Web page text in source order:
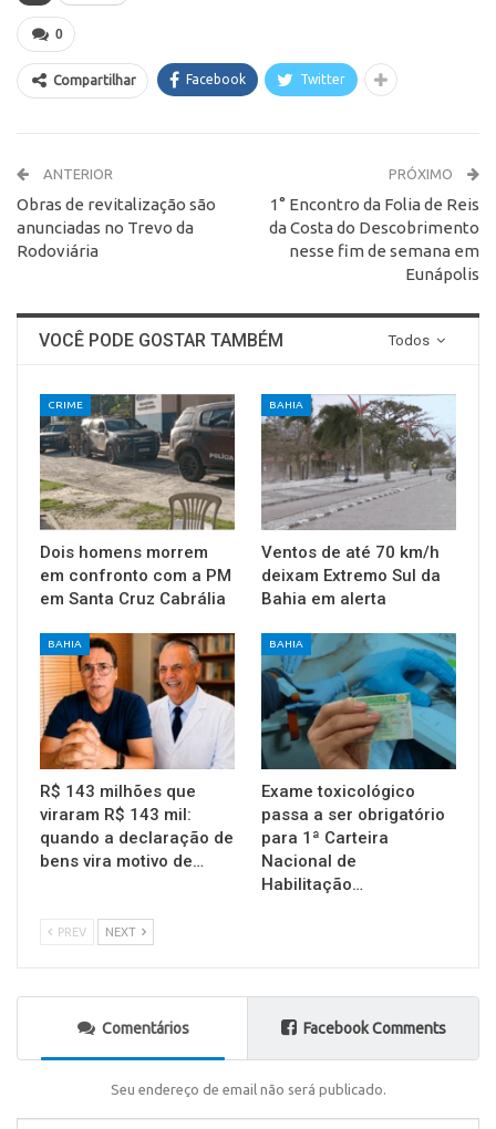
0
Compartilhar Facebook Twitter
ANTERIOR
Obras de revitalização são
anunciadas no Trevo da
Rodoviária
PRÓXIMO
1° Encontro da Folia de Reis
da Costa do Descobrimento
nesse fim de semana em
Eunápolis
Todos
VOCÊ PODE GOSTAR TAMBÉM
CRIME
Dois homens morrem
em confronto com a PM
em Santa Cruz Cabrália
BAHIA
Ventos de até 70 km/h
deixam Extremo Sul da
Bahia em alerta
BAHIA
R$ 143 milhões que
viraram R$ 143 mil:
quando a declaração de
bens vira motivo de…
BAHIA
Exame toxicológico
passa a ser obrigatório
para 1ª Carteira
Nacional de
Habilitação…
PREV NEXT
Comentários Facebook Comments
Seu endereço de email não será publicado.